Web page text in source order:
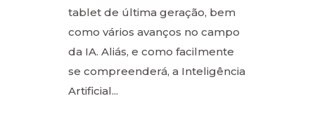
tablet de última geração, bem
como vários avanços no campo
da IA. Aliás, e como facilmente
se compreenderá, a Inteligência
Artificial...